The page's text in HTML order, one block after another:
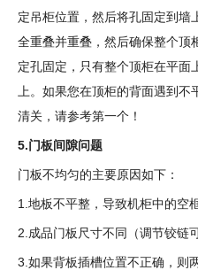
定吊柜位置，然后将孔固定到墙
全重叠并重叠，然后确保整个顶
定孔固定，只有整个顶柜在平面
上。如果您在顶柜的背面遇到不
清关，请参考第一个！
5.门板间隙问题
门板不均匀的主要原因如下：
1.地板不平整，导致机柜中的空
2.成品门板尺寸不同（调节铰链
3.如果背板插槽位置不正确，则